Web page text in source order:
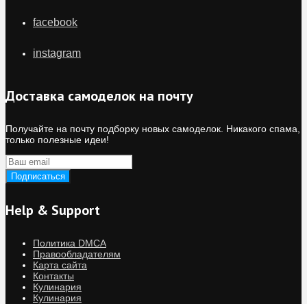
facebook
instagram
Доставка самоделок на почту
Получайте на почту подборку новых самоделок. Никакого спама,
только полезные идеи!
Help & Support
Политика DMCA
Правообладателям
Карта сайта
Контакты
Кулинария
Кулинария